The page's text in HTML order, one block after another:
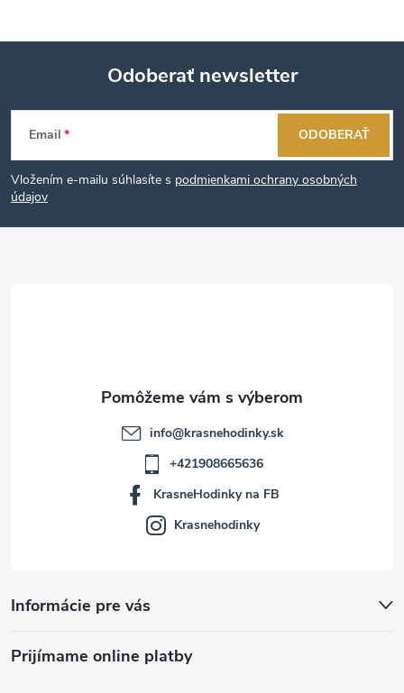
Z
á
p
Odoberať newsletter
Email
Vložením e-mailu súhlasíte s podmienkami ochrany osobných
údajov
ODOBERAŤ
Informácie pre vás
Prijímame online platby
info@krasnehodinky.sk
+421908665636
KrasneHodinky na FB
Krasnehodinky